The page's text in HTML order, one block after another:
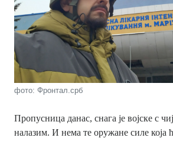
фото: Фронтал.срб
Пропусница данас, снага је војске с
налазим. И нема те оружане силе која